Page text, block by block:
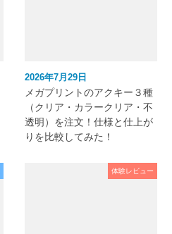
2026年7月29日
メガプリントのアクキー３種
（クリア・カラークリア・不
透明）を注文！仕様と仕上が
りを比較してみた！
体験レビュー